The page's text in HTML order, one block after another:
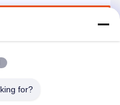
de chaleur
for?